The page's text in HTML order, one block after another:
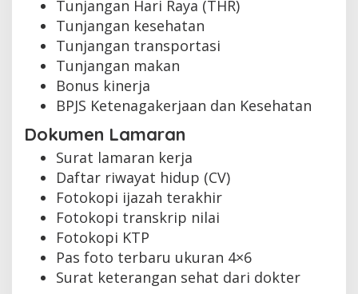
Tunjangan Hari Raya (THR)
Tunjangan kesehatan
Tunjangan transportasi
Tunjangan makan
Bonus kinerja
BPJS Ketenagakerjaan dan Kesehatan
Dokumen Lamaran
Surat lamaran kerja
Daftar riwayat hidup (CV)
Fotokopi ijazah terakhir
Fotokopi transkrip nilai
Fotokopi KTP
Pas foto terbaru ukuran 4×6
Surat keterangan sehat dari dokter